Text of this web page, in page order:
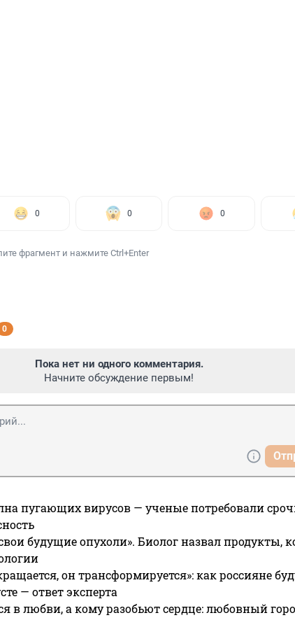
0 0 0
фрагмент и нажмите Ctrl+Enter
0
Пока нет ни одного комментария.
Начните обсуждение первым!
пугающих вирусов — ученые потребовали
будущие опухоли». Биолог назвал продукты,
он трансформируется»: как россияне
— ответ эксперта
в любви, а кому разобьют сердце: любовный